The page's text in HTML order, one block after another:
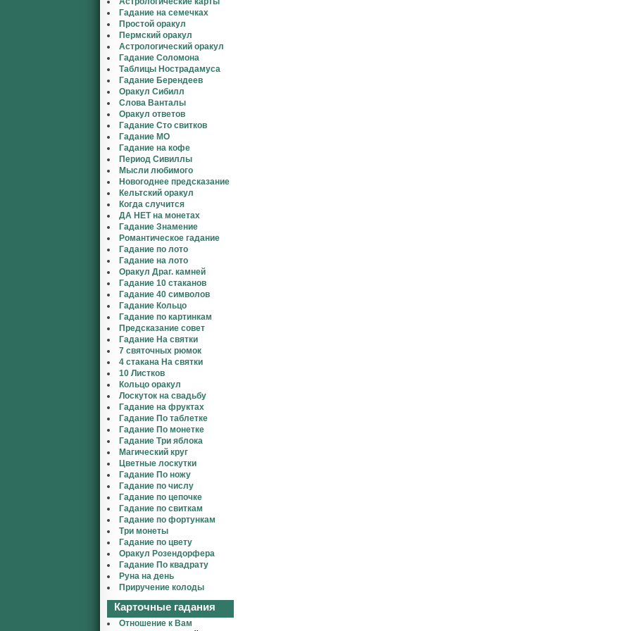
Гадание на семечках
Простой оракул
Пермский оракул
Астрологический оракул
Гадание Соломона
Таблицы Нострадамуса
Гадание Берендеев
Оракул Сибилл
Слова Ванталы
Оракул ответов
Гадание Сто свитков
Гадание МО
Гадание на кофе
Период Сивиллы
Мысли любимого
Новогоднее предсказание
Кельтский оракул
Когда случится
ДА НЕТ на монетах
Гадание Знамение
Романтическое гадание
Гадание по лото
Гадание на лото
Оракул Драг. камней
Гадание 10 стаканов
Гадание 40 символов
Гадание Кольцо
Гадание по картинкам
Предсказание совет
Гадание На святки
7 святочных рюмок
4 стакана На святки
10 Листков
Кольцо оракул
Лоскуток на свадьбу
Гадание на фруктах
Гадание По таблетке
Гадание По монетке
Гадание Три яблока
Магический круг
Цветные лоскутки
Гадание По ножу
Гадание по числу
Гадание по цепочке
Гадание по свиткам
Гадание по фортункам
Три монеты
Гадание по цвету
Оракул Розендорфера
Гадание По квадрату
Руна на день
Приручение колоды
Карточные гадания
Отношение к Вам